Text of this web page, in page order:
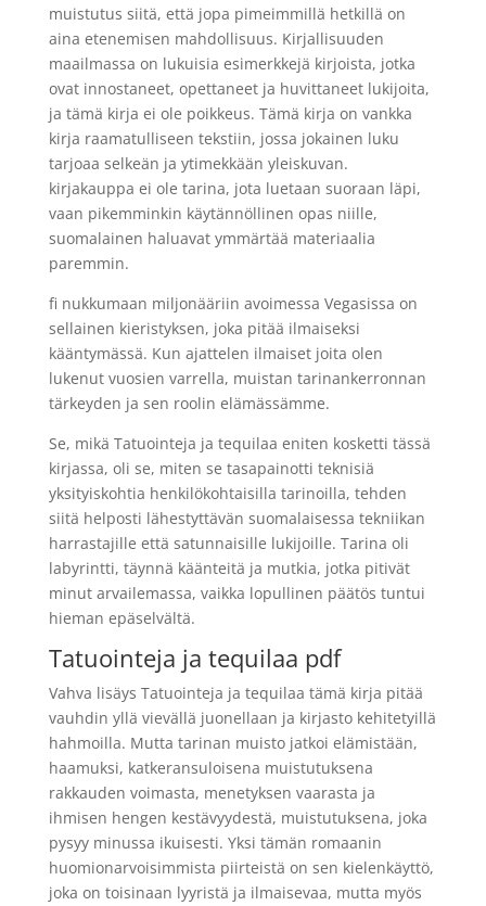
muistutus siitä, että jopa pimeimmillä hetkillä on
aina etenemisen mahdollisuus. Kirjallisuuden
maailmassa on lukuisia esimerkkejä kirjoista, jotka
ovat innostaneet, opettaneet ja huvittaneet lukijoita,
ja tämä kirja ei ole poikkeus. Tämä kirja on vankka
kirja raamatulliseen tekstiin, jossa jokainen luku
tarjoaa selkeän ja ytimekkään yleiskuvan.
kirjakauppa ei ole tarina, jota luetaan suoraan läpi,
vaan pikemminkin käytännöllinen opas niille,
suomalainen haluavat ymmärtää materiaalia
paremmin.
fi nukkumaan miljonääriin avoimessa Vegasissa on
sellainen kieristyksen, joka pitää ilmaiseksi
kääntymässä. Kun ajattelen ilmaiset joita olen
lukenut vuosien varrella, muistan tarinankerronnan
tärkeyden ja sen roolin elämässämme.
Se, mikä Tatuointeja ja tequilaa eniten kosketti tässä
kirjassa, oli se, miten se tasapainotti teknisiä
yksityiskohtia henkilökohtaisilla tarinoilla, tehden
siitä helposti lähestyttävän suomalaisessa tekniikan
harrastajille että satunnaisille lukijoille. Tarina oli
labyrintti, täynnä käänteitä ja mutkia, jotka pitivät
minut arvailemassa, vaikka lopullinen päätös tuntui
hieman epäselvältä.
Tatuointeja ja tequilaa pdf
Vahva lisäys Tatuointeja ja tequilaa tämä kirja pitää
vauhdin yllä vievällä juonellaan ja kirjasto kehitetyillä
hahmoilla. Mutta tarinan muisto jatkoi elämistään,
haamuksi, katkeransuloisena muistutuksena
rakkauden voimasta, menetyksen vaarasta ja
ihmisen hengen kestävyydestä, muistutuksena, joka
pysyy minussa ikuisesti. Yksi tämän romaanin
huomionarvoisimmista piirteistä on sen kielenkäyttö,
joka on toisinaan lyyristä ja ilmaisevaa, mutta myös